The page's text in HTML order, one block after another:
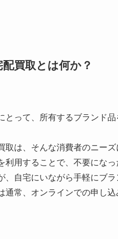
買取とは何か？
とって、所有するブランド
取は、そんな消費者のニーズ
利用することで、不要にな
、自宅にいながら手軽にブ
通常、オンラインでの申し